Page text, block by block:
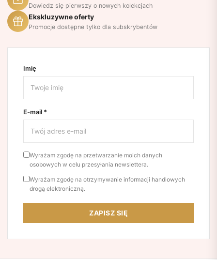
Dowiedz się pierwszy o nowych kolekcjach
Ekskluzywne oferty
Promocje dostępne tylko dla subskrybentów
Imię
E-mail *
Wyrażam zgodę na przetwarzanie moich danych
osobowych w celu przesyłania newslettera.
Wyrażam zgodę na otrzymywanie informacji handlowych
drogą elektroniczną.
ZAPISZ SIĘ